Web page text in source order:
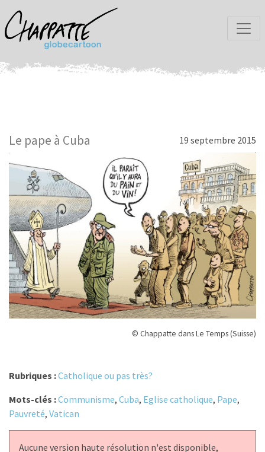
Le pape à Cuba 19 septembre 2015
© Chappatte dans Le Temps (Suisse)
Rubriques :Catholique ou pas très?
Mots-clés :Communisme, Cuba, Eglise catholique, Pape,
Pauvreté, Vatican
Aucune version haute résolution n'est disponible,